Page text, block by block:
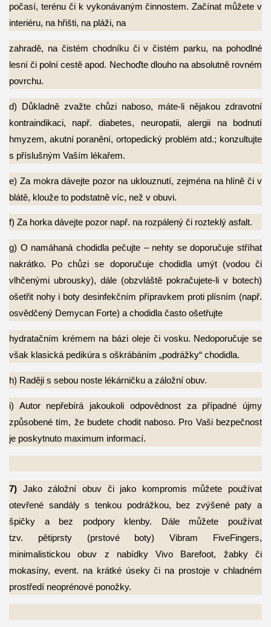
počasí, terénu či k vykonávaným činnostem. Začínat můžete v
interiéru, na hřišti, na pláži, na
zahradě, na čistém chodníku či v čistém parku, na pohodlné
lesní či polní cestěapod. Nechoďte dlouho na absolutně rovném
povrchu.
d) Důkladně zvažte chůzi naboso, máte-li nějakou zdravotní
kontraindikaci, např. diabetes, neuropatii, alergii na bodnutí
hmyzem, akutní poranění, ortopedický problém atd.; konzultujte
s příslušným Vaším lékařem.
e) Za mokra dávejte pozor na uklouznutí, zejména na hlíně či v
blátě, klouže to podstatně víc, než v obuvi.
f) Za horka dávejte pozor např. na rozpálený či rozteklý asfalt.
g) O namáhaná chodidla pečujte – nehty se doporučuje stříhat
nakrátko. Po chůzise doporučuje chodidla umýt (vodou či
vlhčenými ubrousky), dále (obzvláště pokračujete-li v botech)
ošetřit nohy i boty desinfekčním přípravkem proti plísním (např.
osvědčený Demycan Forte) a chodidla často ošetřujte
hydratačním krémem na bázi oleje či vosku. Nedoporučuje se
však klasická pedikúra s oškrábáním „podrážky“ chodidla.
h) Raději s sebou noste lékárničku a záložní obuv.
i) Autor nepřebírá jakoukoli odpovědnost za případné újmy
způsobené tím, že budete chodit naboso. Pro Vaši bezpečnost
je poskytnuto maximum informací.
7) Jako záložní obuv či jako kompromis můžete používat
otevřené sandály s tenkou podrážkou, bez zvýšené paty a
špičky a bez podpory klenby. Dále můžete používat
tzv. pětiprsty (prstové boty) Vibram FiveFingers,
minimalistickou obuv z nabídky Vivo Barefoot, žabky či
mokasíny, event. na krátké úseky či na prostoje v chladném
prostředí neoprénové ponožky.